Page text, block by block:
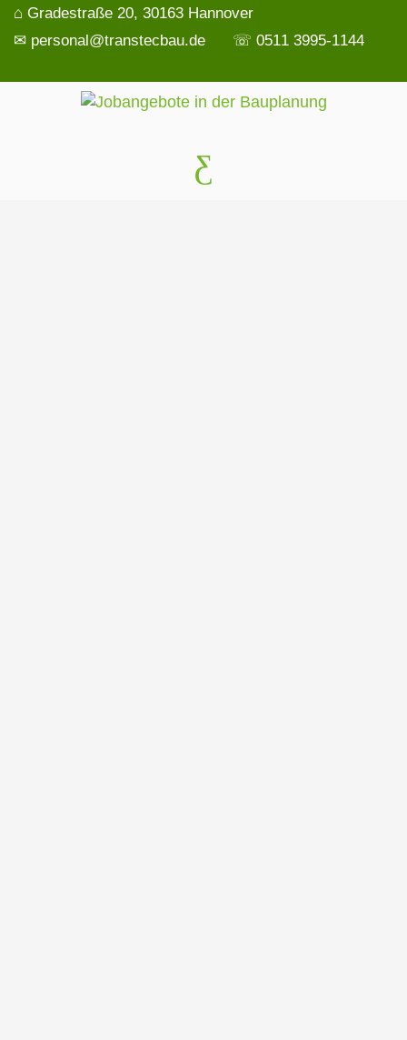
⌂ Gradestraße 20, 30163 Hannover
✉ personal@transtecbau.de
☏ 0511 3995-1144